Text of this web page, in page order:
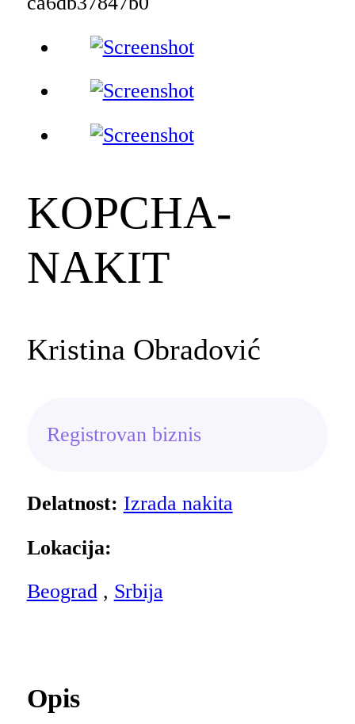
KOPCHA-
NAKIT
Kristina Obradović
Registrovan biznis
Delatnost: Izrada nakita
Lokacija:
Beograd, Srbija
Opis